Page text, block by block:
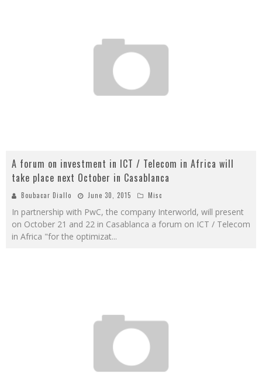
A forum on investment in ICT / Telecom in Africa will
take place next October in Casablanca
Boubacar Diallo June 30, 2015 Misc
In partnership with PwC, the company Interworld, will present
on October 21 and 22 in Casablanca a forum on ICT / Telecom
in Africa "for the optimizat...